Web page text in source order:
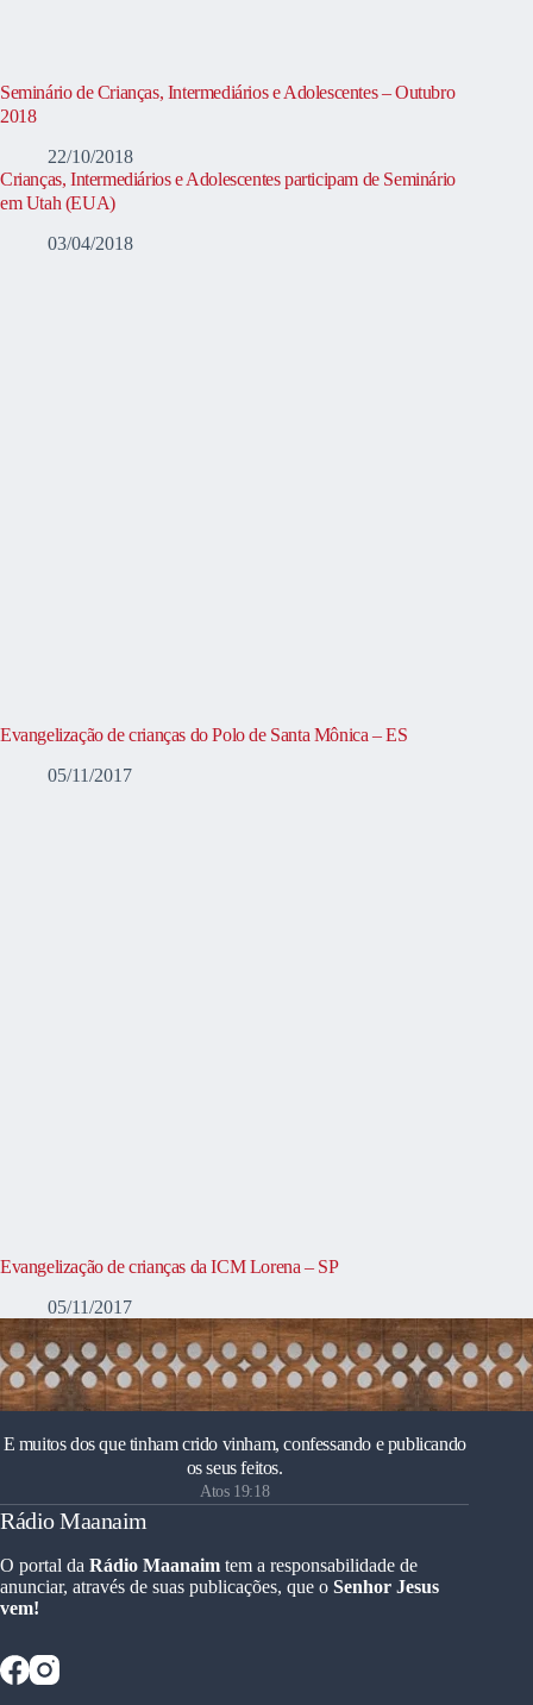
Seminário de Crianças, Intermediários e Adolescentes – Outubro
2018
22/10/2018
Crianças, Intermediários e Adolescentes participam de Seminário
em Utah (EUA)
03/04/2018
Evangelização de crianças do Polo de Santa Mônica – ES
05/11/2017
Evangelização de crianças da ICM Lorena – SP
05/11/2017
E muitos dos que tinham crido vinham, confessando e publicando
os seus feitos.
Atos 19:18
Rádio Maanaim
O portal da Rádio Maanaim tem a responsabilidade de
anunciar, através de suas publicações, que o Senhor Jesus
vem!